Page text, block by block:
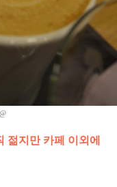
젊지만 카페 이외에